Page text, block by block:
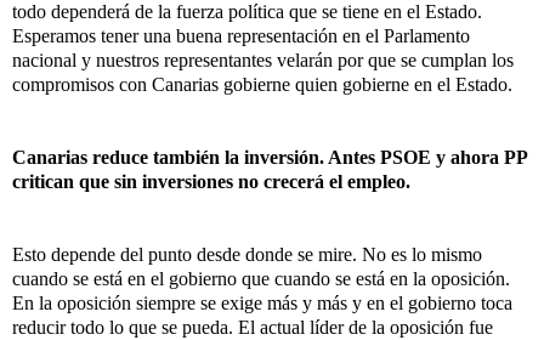
todo dependerá de la fuerza política que se tiene en el Estado.
Esperamos tener una buena representación en el Parlamento
nacional y nuestros representantes velarán por que se cumplan los
compromisos con Canarias gobierne quien gobierne en el Estado.
Canarias reduce también la inversión. Antes PSOE y ahora PP
critican que sin inversiones no crecerá el empleo.
Esto depende del punto desde donde se mire. No es lo mismo
cuando se está en el gobierno que cuando se está en la oposición.
En la oposición siempre se exige más y más y en el gobierno toca
reducir todo lo que se pueda. El actual líder de la oposición fue